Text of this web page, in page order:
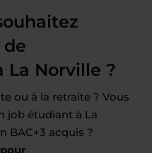
de
La Norville ?
ou à la retraite ? Vous
job étudiant à La
BAC+3 acquis ?